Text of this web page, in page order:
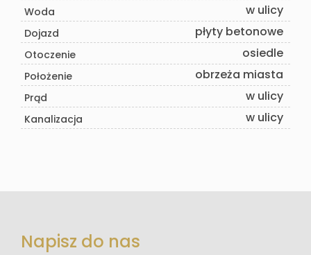
Woda w ulicy
Dojazd płyty betonowe
Otoczenie osiedle
Położenie obrzeża miasta
Prąd w ulicy
Kanalizacja w ulicy
Napisz do nas